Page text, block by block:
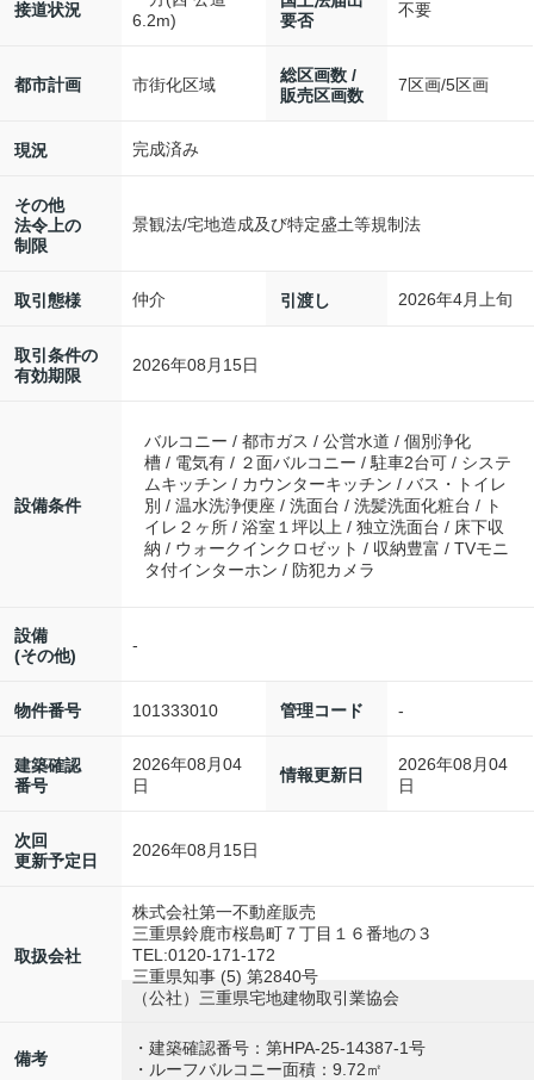
接道状況
6.2m)
要否
不要
都市計画 市街化区域
総区画数 /
販売区画数
7区画/5区画
現況 完成済み
その他
法令上の
制限
景観法/宅地造成及び特定盛土等規制法
取引態様 仲介 引渡し 2026年4月上旬
取引条件の
有効期限
2026年08月15日
設備条件
バルコニー / 都市ガス / 公営水道 / 個別浄化
槽 / 電気有 / ２面バルコニー / 駐車2台可 / システ
ムキッチン / カウンターキッチン / バス・トイレ
別 / 温水洗浄便座 / 洗面台 / 洗髪洗面化粧台 / ト
イレ２ヶ所 / 浴室１坪以上 / 独立洗面台 / 床下収
納 / ウォークインクロゼット / 収納豊富 / TVモニ
タ付インターホン / 防犯カメラ
設備
(その他)
-
物件番号 101333010 管理コード -
建築確認
番号
2026年08月04
日
情報更新日
2026年08月04
日
次回
更新予定日
2026年08月15日
取扱会社
株式会社第一不動産販売
三重県鈴鹿市桜島町７丁目１６番地の３
TEL:0120-171-172
三重県知事 (5) 第2840号
（公社）三重県宅地建物取引業協会
備考
・建築確認番号：第HPA-25-14387-1号
・ルーフバルコニー面積：9.72㎡